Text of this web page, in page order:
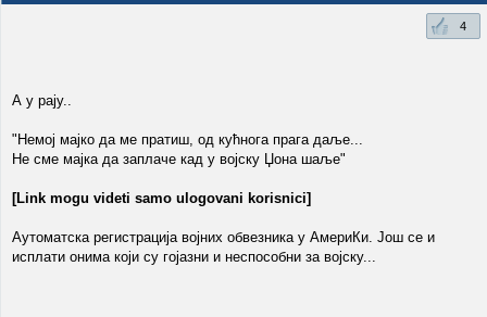
4
А у рају..
"Немој мајко да ме пратиш, од кућнога прага даље...
Не сме мајка да заплаче кад у војску Џона шаље"
[Link mogu videti samo ulogovani korisnici]
Аутоматска регистрација војних обвезника у АмериКи. Још се и
исплати онима који су гојазни и неспособни за војску...